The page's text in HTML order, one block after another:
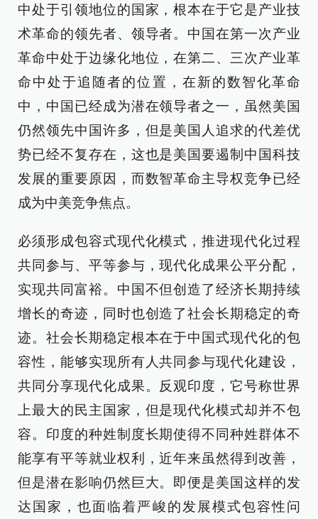
中处于引领地位的国家，根本在于它是产业技
术革命的领先者、领导者。中国在第一次产业
革命中处于边缘化地位，在第二、三次产业革
命中处于追随者的位置，在新的数智化革命
中，中国已经成为潜在领导者之一，虽然美国
仍然领先中国许多，但是美国人追求的代差优
势已经不复存在，这也是美国要遏制中国科技
发展的重要原因，而数智革命主导权竞争已经
成为中美竞争焦点。
必须形成包容式现代化模式，推进现代化过程
共同参与、平等参与，现代化成果公平分配，
实现共同富裕。中国不但创造了经济长期持续
增长的奇迹，同时也创造了社会长期稳定的奇
迹。社会长期稳定根本在于中国式现代化的包
容性，能够实现所有人共同参与现代化建设，
共同分享现代化成果。反观印度，它号称世界
上最大的民主国家，但是现代化模式却并不包
容。印度的种姓制度长期使得不同种姓群体不
能享有平等就业权利，近年来虽然得到改善，
但是潜在影响仍然巨大。即便是美国这样的发
达国家，也面临着严峻的发展模式包容性问